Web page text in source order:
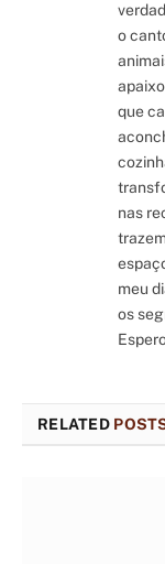
o
que
nas
meu
os
RELATED